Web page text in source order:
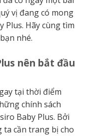
vị đang có mong
Plus. Hãy cùng tìm
nhé.
nên bắt đầu
tại thời điểm
chính sách
Baby Plus. Bởi
ta cần trang bị cho